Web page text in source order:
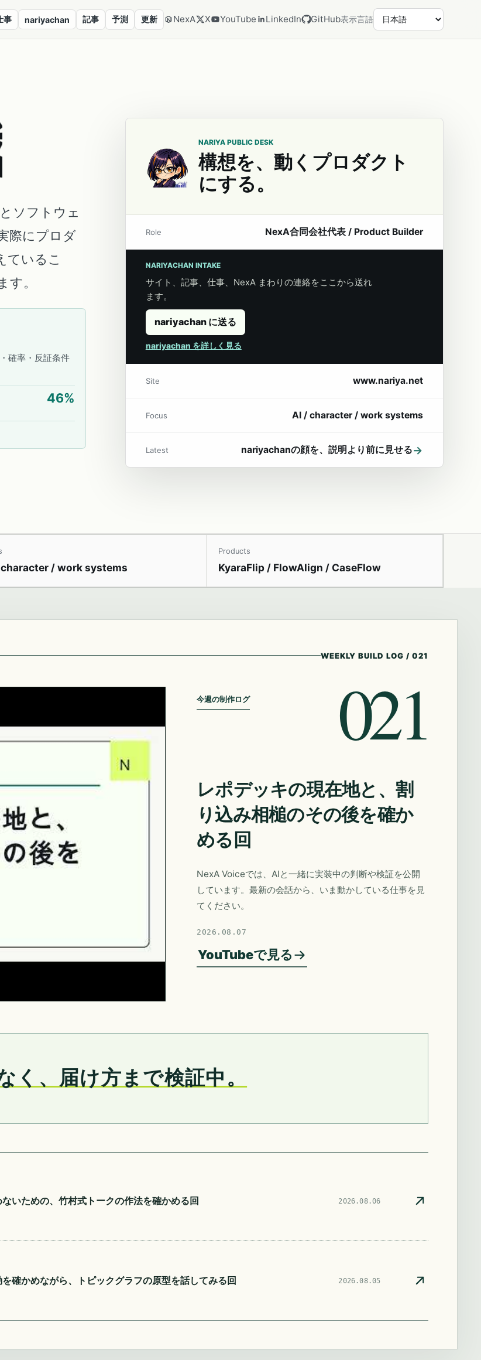
事 nariyachan 記事 予測 更新 NexA X YouTube LinkedIn GitHub表示言語
ソフトウェ
際にプロダ
ているこ
。
確率・反証条件
46%
NARIYA PUBLIC DESK
構想を、動くプロダクト
にする。
Role NexA合同会社代表 / Product Builder
NARIYACHAN INTAKE
サイト、記事、仕事、NexA まわりの連絡をここから送れ
ます。
nariyachan に送る
nariyachan を詳しく見る
Site www.nariya.net
Focus AI / character / work systems
Latest nariyachanの顔を、説明より前に見せる→
/ work systems
Products
KyaraFlip / FlowAlign / CaseFlow
WEEKLY BUILD LOG / 021
今週の制作ログ 021
レポデッキの現在地と、割
り込み相槌のその後を確か
める回
NexA Voiceでは、AIと一緒に実装中の判断や検証を公開
しています。最新の会話から、いま動かしている仕事を見
てください。
2026.08.07
YouTubeで見る
く、届け方まで検証中。
いための、竹村式トークの作法を確かめる回 2026.08.06
確かめながら、トピックグラフの原型を話してみる回 2026.08.05